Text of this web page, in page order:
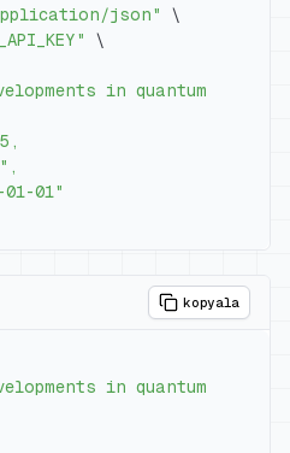
json"
\
\
kopyala
in quantum